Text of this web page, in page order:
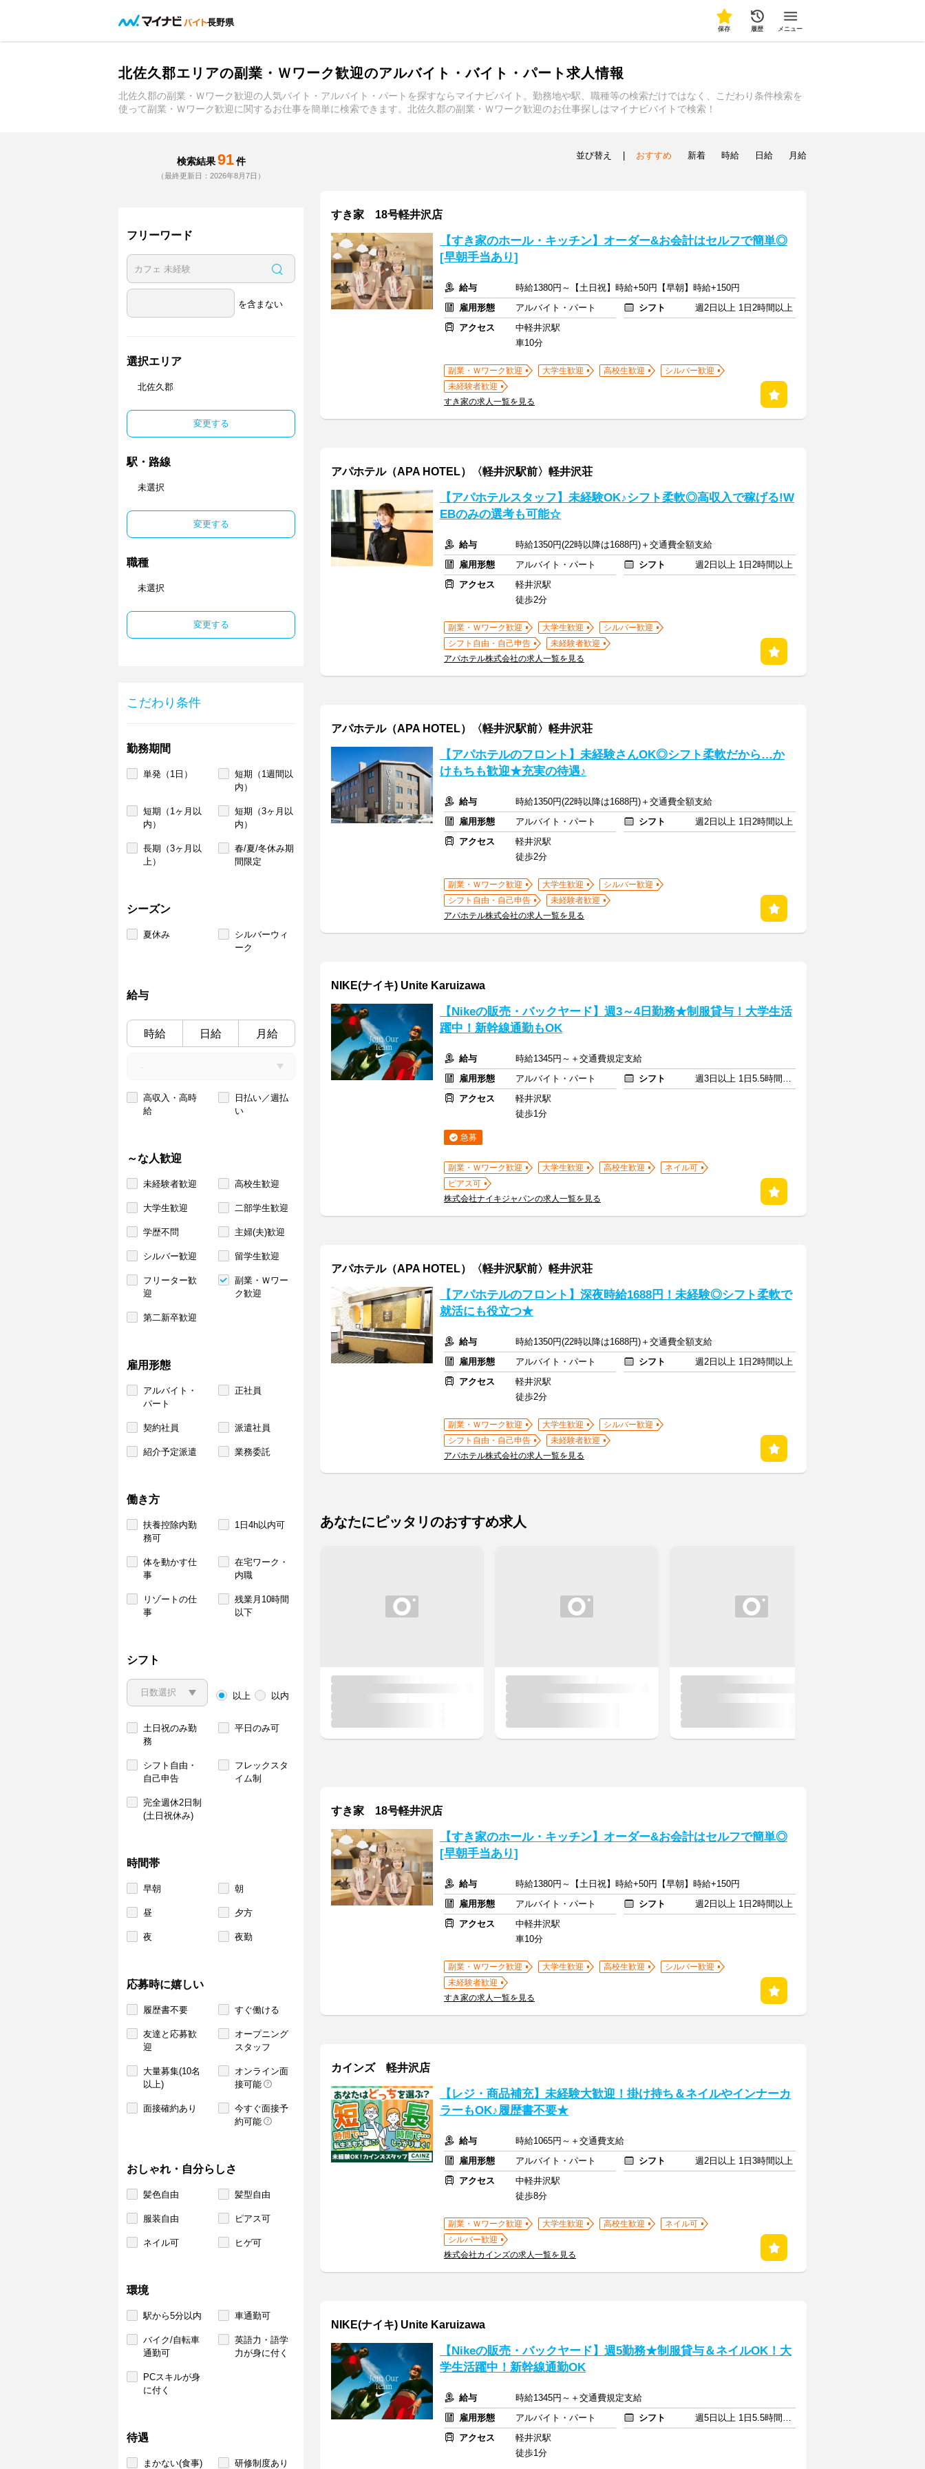
長野県
保存 履歴 メニュー
北佐久郡エリアの副業・Ｗワーク歓迎のアルバイト・バイト・パート求人情報
北佐久郡の副業・Ｗワーク歓迎の人気バイト・アルバイト・パートを探すならマイナビバイト。勤務地や駅、職種等の検索だけではなく、こだわり条件検索を
使って副業・Ｗワーク歓迎に関するお仕事を簡単に検索できます。北佐久郡の副業・Ｗワーク歓迎のお仕事探しはマイナビバイトで検索！
検索結果 91 件
（最終更新日：2026年8月7日）
フリーワード
を含まない
選択エリア
北佐久郡
変更する
駅・路線
未選択
変更する
職種
未選択
変更する
こだわり条件
勤務期間
単発（1日）
短期（1週間以
内）
短期（1ヶ月以
内）
短期（3ヶ月以
内）
長期（3ヶ月以
上）
春/夏/冬休み期
間限定
シーズン
夏休み
シルバーウィ
ーク
給与
時給 日給 月給
高収入・高時
給
日払い／週払
い
～な人歓迎
未経験者歓迎 高校生歓迎
大学生歓迎 二部学生歓迎
学歴不問 主婦(夫)歓迎
シルバー歓迎 留学生歓迎
フリーター歓
迎
副業・Ｗワー
ク歓迎
第二新卒歓迎
雇用形態
アルバイト・
パート
正社員
契約社員 派遣社員
紹介予定派遣 業務委託
働き方
扶養控除内勤
務可
1日4h以内可
体を動かす仕
事
在宅ワーク・
内職
リゾートの仕
事
残業月10時間
以下
シフト
以上 以内
土日祝のみ勤
務
平日のみ可
シフト自由・
自己申告
フレックスタ
イム制
完全週休2日制
(土日祝休み)
時間帯
早朝 朝
昼 夕方
夜 夜勤
応募時に嬉しい
履歴書不要 すぐ働ける
友達と応募歓
迎
オープニング
スタッフ
大量募集(10名
以上)
オンライン面
接可能
面接確約あり
今すぐ面接予
約可能
おしゃれ・自分らしさ
髪色自由 髪型自由
服装自由 ピアス可
ネイル可 ヒゲ可
環境
駅から5分以内 車通勤可
バイク/自転車
通勤可
英語力・語学
力が身に付く
PCスキルが身
に付く
待遇
まかない(食事) 研修制度あり
並び替え おすすめ 新着 時給 日給 月給
すき家 18号軽井沢店
【すき家のホール・キッチン】オーダー&お会計はセルフで簡単◎
[早朝手当あり]
給与
時給1380円～【土日祝】時給+50円【早朝】時給+150円
雇用形態
アルバイト・パート シフト
週2日以上 1日2時間以上
アクセス
中軽井沢駅
車10分
副業・Ｗワーク歓迎 大学生歓迎 高校生歓迎
シルバー歓迎
未経験者歓迎
すき家の求人一覧を見る
アパホテル（APA HOTEL）〈軽井沢駅前〉軽井沢荘
【アパホテルスタッフ】未経験OK♪シフト柔軟◎高収入で稼げる!W
EBのみの選考も可能☆
給与
時給1350円(22時以降は1688円)＋交通費全額支給
雇用形態
アルバイト・パート シフト
週2日以上 1日2時間以上
アクセス
軽井沢駅
徒歩2分
副業・Ｗワーク歓迎 大学生歓迎
シルバー歓迎
シフト自由・自己申告
未経験者歓迎
アパホテル株式会社の求人一覧を見る
アパホテル（APA HOTEL）〈軽井沢駅前〉軽井沢荘
【アパホテルのフロント】未経験さんOK◎シフト柔軟だから…か
けもちも歓迎★充実の待遇♪
給与
時給1350円(22時以降は1688円)＋交通費全額支給
雇用形態
アルバイト・パート シフト
週2日以上 1日2時間以上
アクセス
軽井沢駅
徒歩2分
副業・Ｗワーク歓迎 大学生歓迎
シルバー歓迎
シフト自由・自己申告
未経験者歓迎
アパホテル株式会社の求人一覧を見る
NIKE(ナイキ) Unite Karuizawa
【Nikeの販売・バックヤード】週3～4日勤務★制服貸与！大学生活
躍中！新幹線通勤もOK
給与
時給1345円～＋交通費規定支給
雇用形態
アルバイト・パート シフト
週3日以上 1日5.5時間以上
アクセス
軽井沢駅
徒歩1分
急募
副業・Ｗワーク歓迎 大学生歓迎 高校生歓迎
ネイル可
ピアス可
株式会社ナイキジャパンの求人一覧を見る
アパホテル（APA HOTEL）〈軽井沢駅前〉軽井沢荘
【アパホテルのフロント】深夜時給1688円！未経験◎シフト柔軟で
就活にも役立つ★
給与
時給1350円(22時以降は1688円)＋交通費全額支給
雇用形態
アルバイト・パート シフト
週2日以上 1日2時間以上
アクセス
軽井沢駅
徒歩2分
副業・Ｗワーク歓迎 大学生歓迎
シルバー歓迎
シフト自由・自己申告
未経験者歓迎
アパホテル株式会社の求人一覧を見る
あなたにピッタリのおすすめ求人
すき家 18号軽井沢店
【すき家のホール・キッチン】オーダー&お会計はセルフで簡単◎
[早朝手当あり]
給与
時給1380円～【土日祝】時給+50円【早朝】時給+150円
雇用形態
アルバイト・パート シフト
週2日以上 1日2時間以上
アクセス
中軽井沢駅
車10分
副業・Ｗワーク歓迎 大学生歓迎 高校生歓迎
シルバー歓迎
未経験者歓迎
すき家の求人一覧を見る
カインズ 軽井沢店
【レジ・商品補充】未経験大歓迎！掛け持ち＆ネイルやインナーカ
ラーもOK♪履歴書不要★
給与
時給1065円～＋交通費支給
雇用形態
アルバイト・パート シフト
週2日以上 1日3時間以上
アクセス
中軽井沢駅
徒歩8分
副業・Ｗワーク歓迎 大学生歓迎 高校生歓迎
ネイル可
シルバー歓迎
株式会社カインズの求人一覧を見る
NIKE(ナイキ) Unite Karuizawa
【Nikeの販売・バックヤード】週5勤務★制服貸与＆ネイルOK！大
学生活躍中！新幹線通勤OK
給与
時給1345円～＋交通費規定支給
雇用形態
アルバイト・パート シフト
週5日以上 1日5.5時間以上
アクセス
軽井沢駅
徒歩1分